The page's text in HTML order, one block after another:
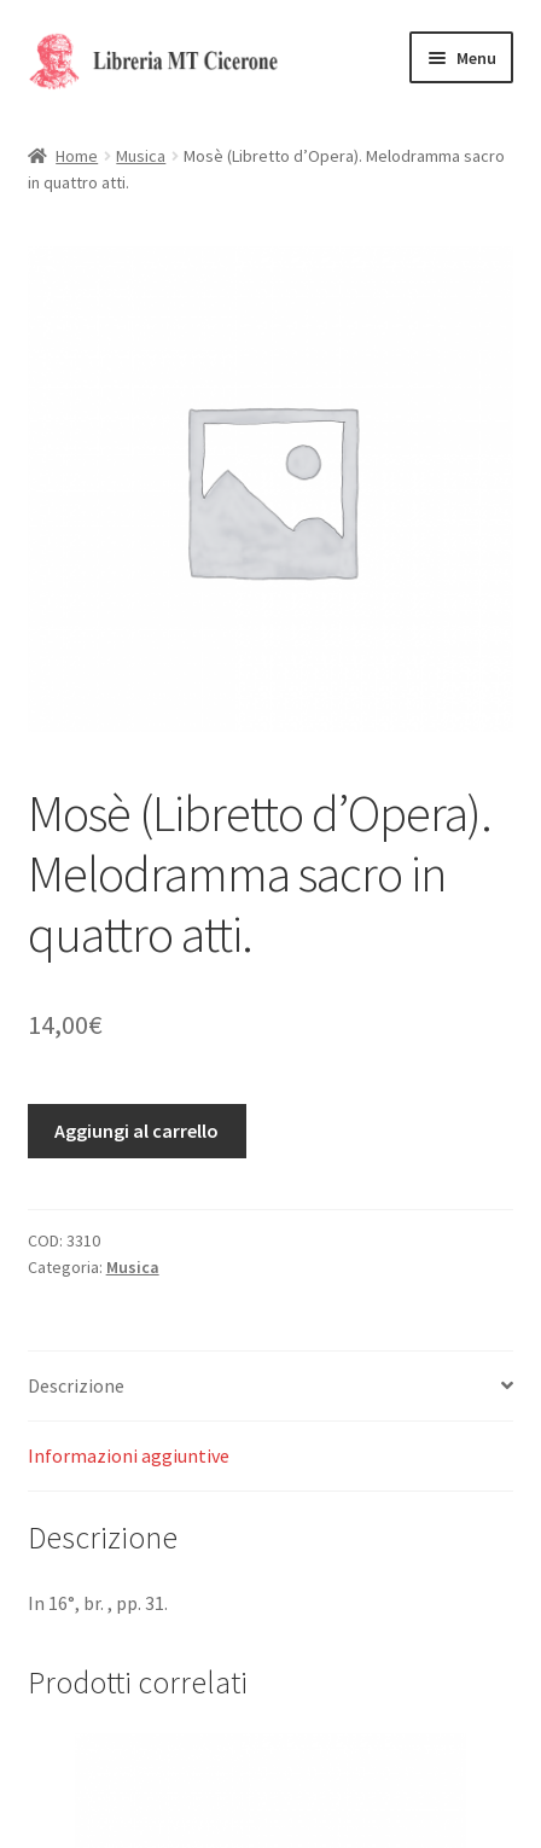
Vai
alla
Vai
al
Menu
Libri rari
Home Musica
Mosè (Libretto d’Opera). Melodramma sacro
in quattro atti.
Mosè (Libretto d’Opera).
Melodramma sacro in
quattro atti.
14,00€
(Libretto
sacro
in
Aggiungi al carrello
COD: 3310
Categoria: Musica
Descrizione
Informazioni aggiuntive
Descrizione
In 16°, br. , pp. 31.
Prodotti correlati